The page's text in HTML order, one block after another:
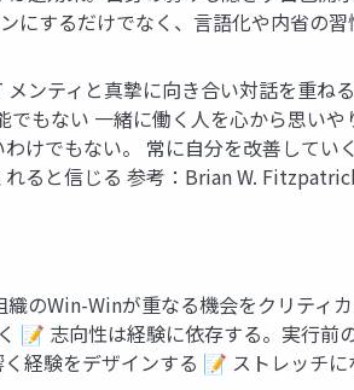
にするだけでなく、⾔語化や内省の
ンティと真摯に向き合い対話を重
もない ⼀緒に働く⼈を⼼から思いや
けでもない。 常に⾃分を改善して
ると信じる 参考：Brian W.
のWin-Winが重なる機会をクリテ
📝 志向性は経験に依存する。実⾏
経験をデザインする 📝 ストレッチ